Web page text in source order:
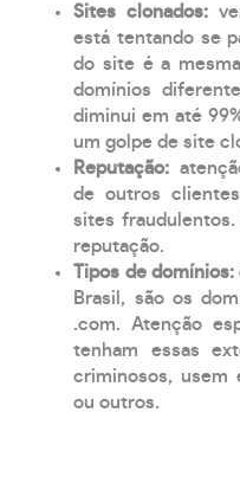
Sites clonados:
está tentando se
do site é a
domínios
diminui em até
um golpe de site
Reputação:
de outros
sites
reputação.
Tipos de domínios:
Brasil, são os
.com. Atenção
tenham essas
criminosos, usem
ou outros.